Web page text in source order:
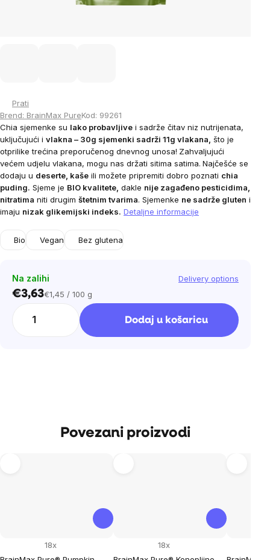
Prati
Brend: BrainMax PureKod: 99261
Chia sjemenke su lako probavljive i sadrže čitav niz nutrijenata,
uključujući i vlakna – 30g sjemenki sadrži 11g vlakana, što je
otprilike trećina preporučenog dnevnog unosa! Zahvaljujući
većem udjelu vlakana, mogu nas držati sitima satima. Najčešće se
dodaju u deserte, kaše ili možete pripremiti dobro poznati chia
puding. Sjeme je BIO kvalitete, dakle nije zagađeno pesticidima,
nitratima niti drugim štetnim tvarima. Sjemenke ne sadrže gluten i
imaju nizak glikemijski indeks. Detaljne informacije
Bio Vegan Bez glutena
Na zalihi Delivery options
€3,63Cijena
€1,45 / 100 g
Dodaj u košaricu
Povezani proizvodi
18x 18x